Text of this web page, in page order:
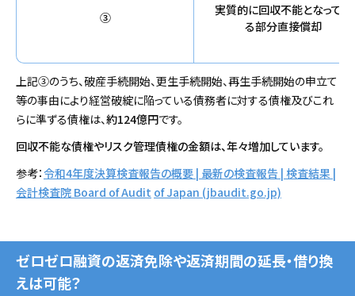
③
実質的に回収不能となってい
る部分直接償却
上記③のうち、破産手続開始、更生手続開始、再生手続開始の申立て
等の事由により経営破綻に陥っている債務者に対する債権及びこれ
らに準ずる債権は、約124億円です。
回収不能な債権やリスク管理債権の金額は、年々増加しています。
参考：令和4年度決算検査報告の概要 | 最新の検査報告 | 検査結果 |
会計検査院 Board ofAudit ofJapan (jbaudit.go.jp)
ゼロゼロ融資の返済免除や返済期間の延長・借り換
えは可能？